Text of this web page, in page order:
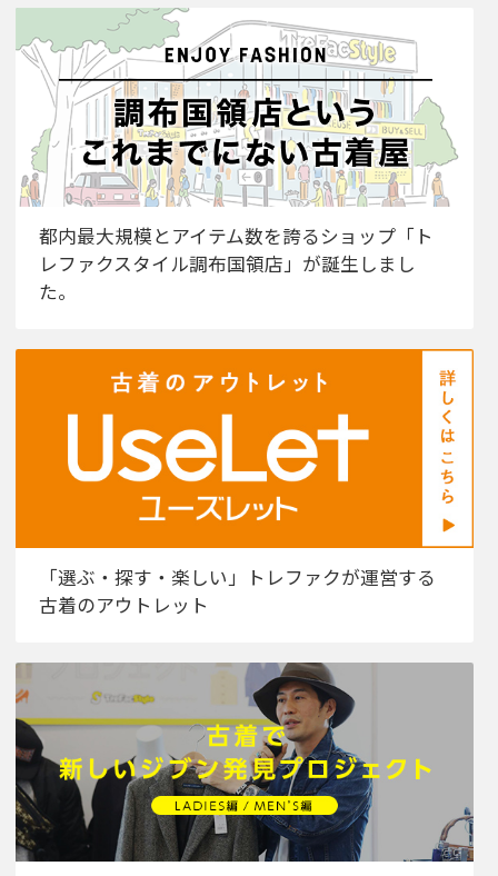
都内最大規模とアイテム数を誇るショップ「ト
レファクスタイル調布国領店」が誕生しまし
た。
「選ぶ・探す・楽しい」トレファクが運営する
古着のアウトレット